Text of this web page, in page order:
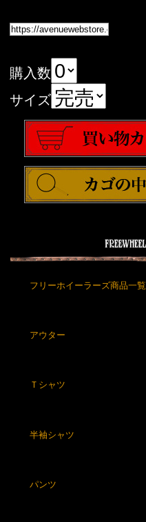
購入数
サイズ
フリーホイーラーズ商品一覧
アウター
Ｔシャツ
半袖シャツ
パンツ